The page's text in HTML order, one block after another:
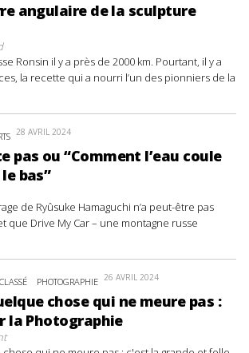
angulaire de la sculpture
Ronsin il y a près de 2000 km. Pourtant, il y a
la recette qui a nourri l’un des pionniers de la
28 AVRIL 2024
pas ou “Comment l’eau coule
bas”
de Ryûsuke Hamaguchi n’a peut-être pas
que Drive My Car – une montagne russe
PHOTOGRAPHIE 26 AVRIL 2024
chose qui ne meure pas :
la Photographie